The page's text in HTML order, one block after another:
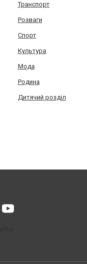
Транспорт
Розваги
Спорт
Культура
Мода
Родина
Дитячий розділ